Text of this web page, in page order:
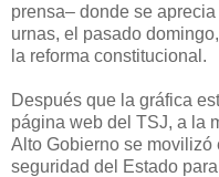
prensa– donde se
urnas, el pasado
la reforma constitucional.
Después que la gráfica
página web del TSJ, a la
Alto Gobierno se movilizó
seguridad del Estado